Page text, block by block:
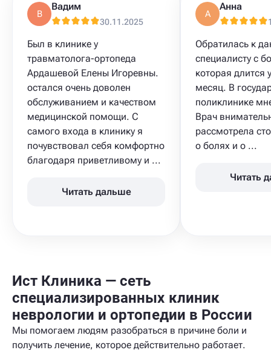
В
Вадим
30.11.2025
Был в клинике у
травматолога-ортопеда
Ардашевой Елены Игоревны.
остался очень доволен
обслуживанием и качеством
медицинской помощи. С
самого входа в клинику я
почувствовал себя комфортно
благодаря приветливому и ...
Читать дальше
А
Анна
Обратилась к
специалисту с
которая длится
месяц. В
поликлинике
Врач
рассмотрела
о болях и о ...
Читать
Ист Клиника — сеть
специализированных клиник
неврологии и ортопедии в России
Мы помогаем людям разобраться в причине боли и
получить лечение, которое действительно работает.